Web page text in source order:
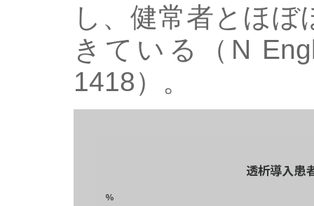
し、健常者とほ
きている（N
1418）。